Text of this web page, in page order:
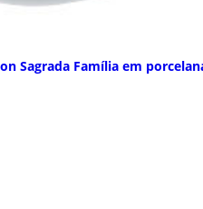
Sagrada Família em